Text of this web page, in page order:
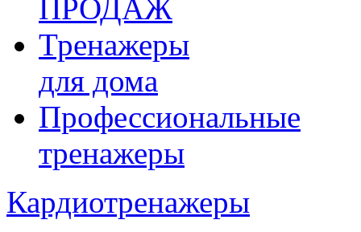
ПРОДАЖ
Тренажеры
для дома
Профессиональные
тренажеры
Кардиотренажеры